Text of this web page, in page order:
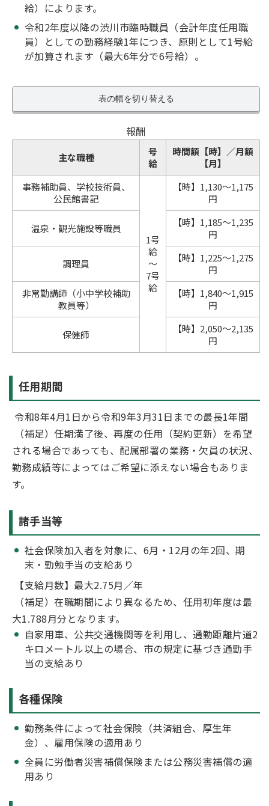
給）によります。
令和2年度以降の渋川市臨時職員（会計年度任用職
員）としての勤務経験1年につき、原則として1号給
が加算されます（最大6年分で6号給）。
表の幅を切り替える
報酬
主な職種
号
給
時間額【時】／月額
【月】
事務補助員、学校技術員、
公民館書記
1号
給
～
7号
給
【時】1,130～1,175
円
温泉・観光施設等職員
【時】1,185～1,235
円
調理員
【時】1,225～1,275
円
非常勤講師（小中学校補助
教員等）
【時】1,840～1,915
円
保健師
【時】2,050～2,135
円
任用期間
令和8年4月1日から令和9年3月31日までの最長1年間
（補足）任期満了後、再度の任用（契約更新）を希望
される場合であっても、配属部署の業務・欠員の状況、
勤務成績等によってはご希望に添えない場合もありま
す。
諸手当等
社会保険加入者を対象に、6月・12月の年2回、期
末・勤勉手当の支給あり
【支給月数】最大2.75月／年
（補足）在職期間により異なるため、任用初年度は最
大1.788月分となります。
自家用車、公共交通機関等を利用し、通勤距離片道2
キロメートル以上の場合、市の規定に基づき通勤手
当の支給あり
各種保険
勤務条件によって社会保険（共済組合、厚生年
金）、雇用保険の適用あり
全員に労働者災害補償保険または公務災害補償の適
用あり